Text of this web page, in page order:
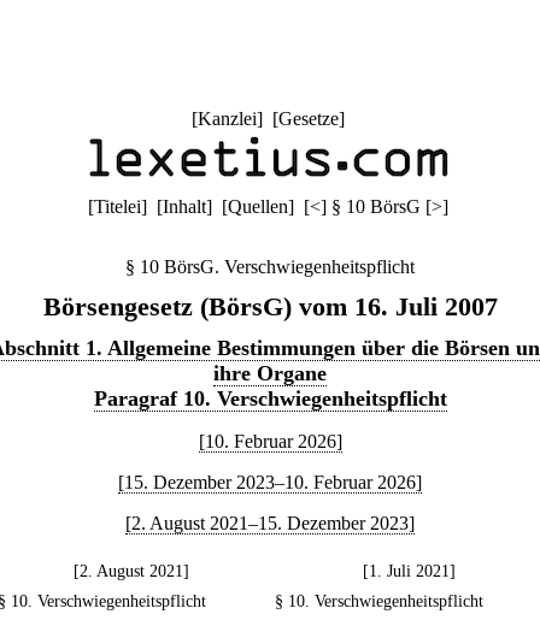
[Kanzlei] [Gesetze]
[Titelei] [Inhalt] [Quellen] [<] § 10 BörsG [>]
§ 10 BörsG. Verschwiegenheitspflicht
Börsengesetz (BörsG) vom 16. Juli 2007
1. Allgemeine Bestimmungen über die Börsen
ihre Organe
Paragraf 10. Verschwiegenheitspflicht
[10. Februar 2026]
[15. Dezember 2023–10. Februar 2026]
[2. August 2021–15. Dezember 2023]
[2. August 2021]
[1. Juli 2021]
10. Verschwiegenheitspflicht
§ 10. Verschwiegenheitspflicht